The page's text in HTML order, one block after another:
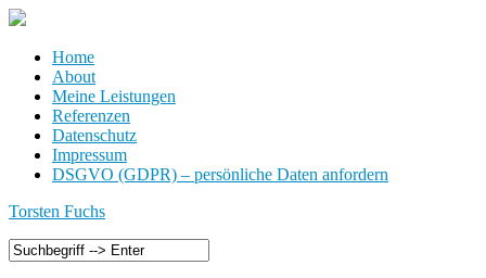
Home
About
Meine Leistungen
Referenzen
Datenschutz
Impressum
DSGVO (GDPR) – persönliche Daten anfordern
Torsten Fuchs